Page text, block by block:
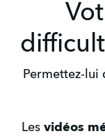
Permettez-lui
Les vidéos